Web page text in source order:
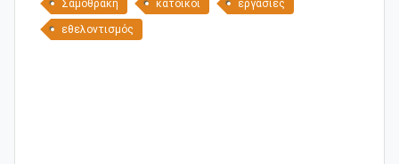
Σαμοθράκη κάτοικοι εργασίες
εθελοντισμός